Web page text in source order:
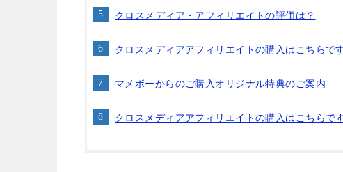
クロスメディア・アフィリエイトの評価は？
クロスメディアアフィリエイトの購入はこちらです
マメボーからのご購入オリジナル特典のご案内
クロスメディアアフィリエイトの購入はこちらです